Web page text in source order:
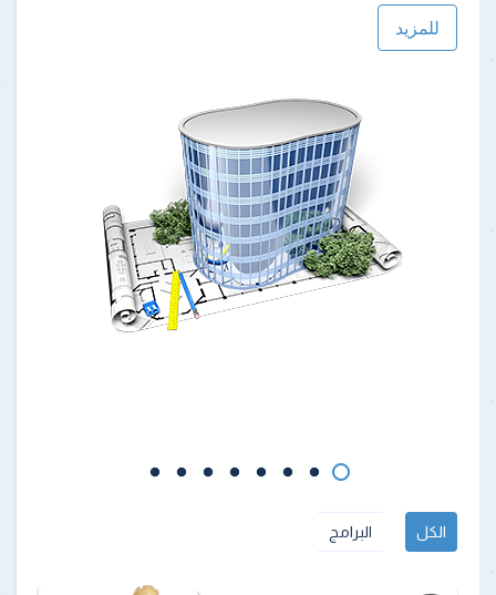
للمزيد
الكل البرامج